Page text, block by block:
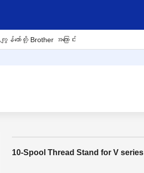
ကျွန်တော်တို့ Brother အကြောင်း
10-Spool Thread Stand for V series